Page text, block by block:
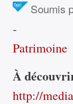
Soumis
-
Patrimoine
À
http://